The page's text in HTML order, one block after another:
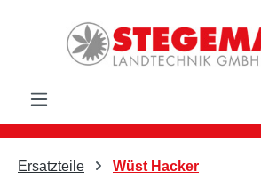
Zum Hauptinhalt springen
Ersatzteile Wüst Hacker